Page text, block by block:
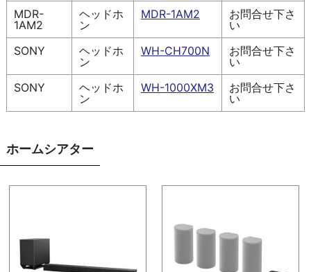
MDR-
1AM2
ヘッドホ
ン
MDR-1AM2
お問合せ下さ
い
SONY
ヘッドホ
ン
WH-CH700N
お問合せ下さ
い
SONY
ヘッドホ
ン
WH-1000XM3
お問合せ下さ
い
ホームシアター